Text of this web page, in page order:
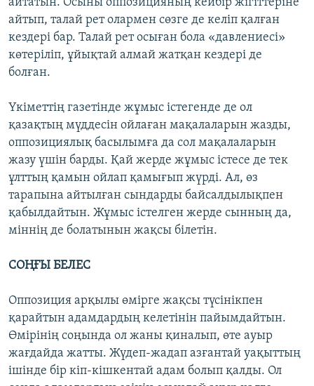
айтып, талай рет олармен сөзге де келіп қалған
кездері бар. Талай рет осыған бола «давлениесі»
көтеріліп, ұйықтай алмай жатқан кездері де
болған.
Үкіметтің газетінде жұмыс істегенде де ол
қазақтың мүддесін ойлаған мақалаларын жазды,
оппозициялық басылымға да сол мақалаларын
жазу үшін барды. Қай жерде жұмыс істесе де тек
ұлттың қамын ойлап қамығып жүрді. Ал, өз
тарапына айтылған сындарды байсалдылықпен
қабылдайтын. Жұмыс істелген жерде сынның да,
міннің де болатынын жақсы білетін.
СОҢҒЫ БЕЛЕС
Оппозиция арқылы өмірге жақсы түсінікпен
қарайтын адамдардың келетінін пайымдайтын.
Өмірінің соңында ол жаны қиналып, өте ауыр
жағдайда жатты. Жүдеп-жадап азғантай уақыттың
ішінде бір кіп-кішкентай адам болып қалды. Ол